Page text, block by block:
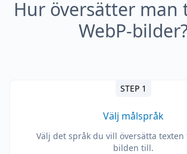
Hur översätter man
WebP-
STEP 1
Välj målspråk
Välj det språk du vill översätta texten
bilden till.